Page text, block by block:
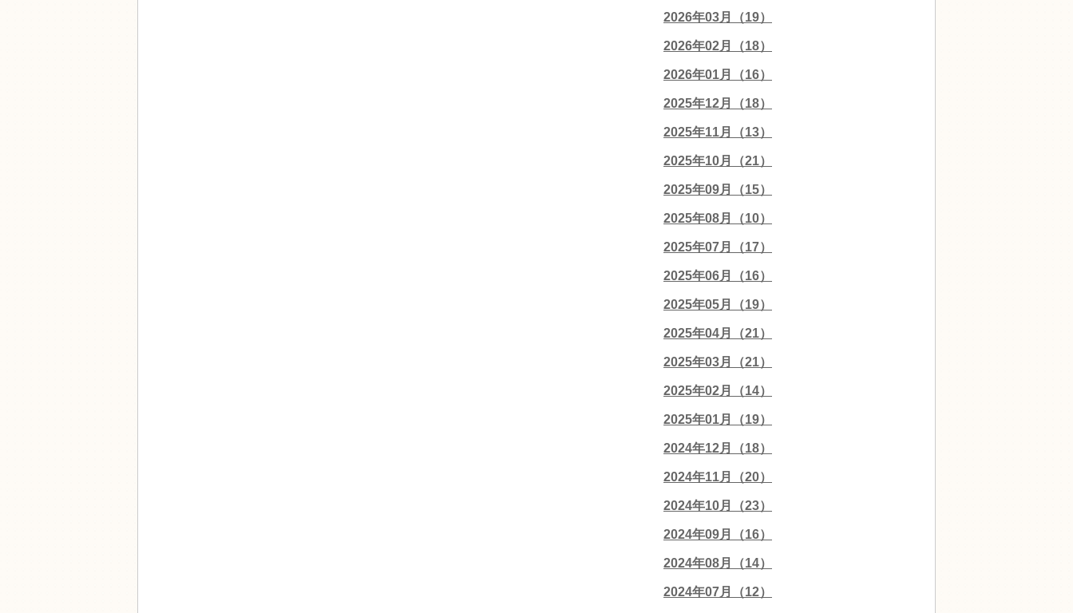
2026年03月（19）
2026年02月（18）
2026年01月（16）
2025年12月（18）
2025年11月（13）
2025年10月（21）
2025年09月（15）
2025年08月（10）
2025年07月（17）
2025年06月（16）
2025年05月（19）
2025年04月（21）
2025年03月（21）
2025年02月（14）
2025年01月（19）
2024年12月（18）
2024年11月（20）
2024年10月（23）
2024年09月（16）
2024年08月（14）
2024年07月（12）